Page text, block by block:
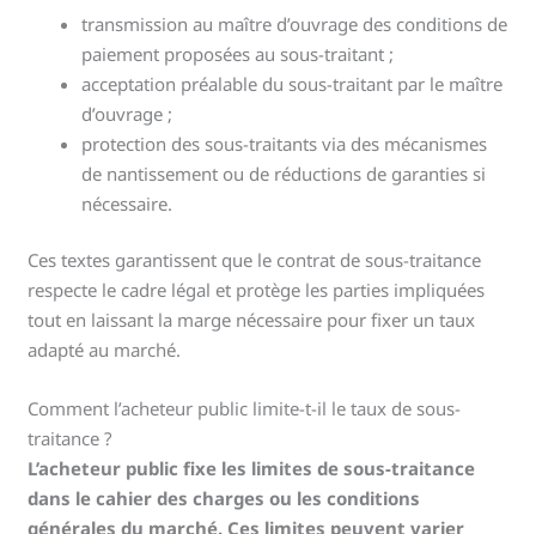
transmission au maître d’ouvrage des conditions de
paiement proposées au sous-traitant ;
acceptation préalable du sous-traitant par le maître
d’ouvrage ;
protection des sous-traitants via des mécanismes
de nantissement ou de réductions de garanties si
nécessaire.
Ces textes garantissent que le contrat de sous-traitance
respecte le cadre légal et protège les parties impliquées
tout en laissant la marge nécessaire pour fixer un taux
adapté au marché.
Comment l’acheteur public limite-t-il le taux de sous-
traitance ?
L’acheteur public fixe les limites de sous-traitance
dans le cahier des charges ou les conditions
générales du marché. Ces limites peuvent varier